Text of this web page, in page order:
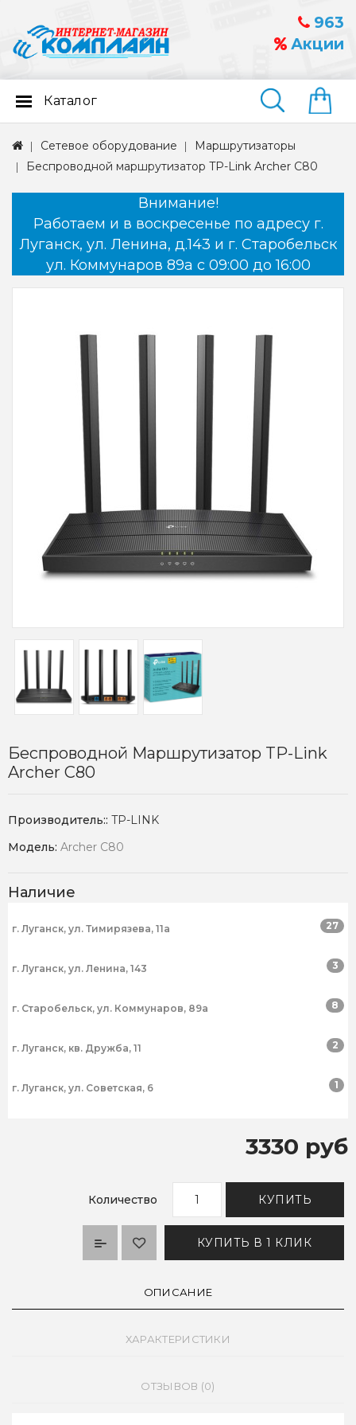
963
Акции
Найти
Каталог
Сетевое оборудование
Маршрутизаторы
Беспроводной маршрутизатор TP-Link Archer C80
Внимание!
Работаем и в воскресенье по адресу г.
Луганск, ул. Ленина, д.143 и г. Старобельск
ул. Коммунаров 89а с 09:00 до 16:00
Беспроводной Маршрутизатор TP-Link
Archer C80
Производитель:: TP-LINK
Модель: Archer C80
Наличие
г. Луганск, ул. Тимирязева, 11а 27
г. Луганск, ул. Ленина, 143 3
г. Старобельск, ул. Коммунаров, 89а 8
г. Луганск, кв. Дружба, 11 2
г. Луганск, ул. Советская, 6 1
3330 руб
Количество КУПИТЬ
КУПИТЬ В 1 КЛИК
ОПИСАНИЕ
ХАРАКТЕРИСТИКИ
ОТЗЫВОВ (0)